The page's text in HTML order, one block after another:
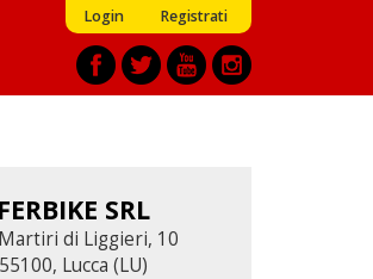
Login Registrati
FERBIKE SRL
di Liggieri, 10
55100, Lucca (LU)
FERBIKE SRL
di Liggieri, 10
55100, Lucca (LU)